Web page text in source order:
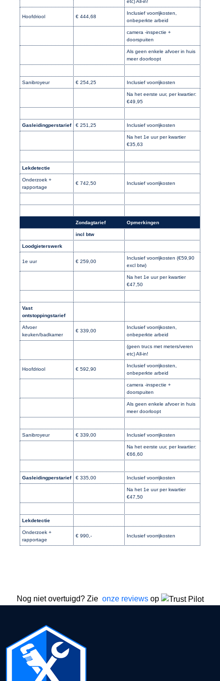
etc) All-in!
Hoofdriool € 444,68
Inclusief voorrijkosten,
onbeperkte arbeid
camera -inspectie +
doorspuiten
Als geen enkele afvoer in huis
meer doorloopt
Sanibroyeur € 254,25 Inclusief voorrijkosten
Na het eerste uur, per kwartier:
€49,95
Gasleidingperstarief € 251,25 Inclusief voorrijkosten
Na het 1e uur per kwartier
€35,63
Lekdetectie
Onderzoek +
rapportage
€ 742,50 Inclusief voorrijkosten
Zondagtarief Opmerkingen
incl btw
Loodgieterswerk
1e uur € 259,00
Inclusief voorrijkosten (€59,90
excl btw)
Na het 1e uur per kwartier
€47,50
Vast
ontstoppingstarief
Afvoer
keuken/badkamer
€ 339,00
Inclusief voorrijkosten,
onbeperkte arbeid
(geen trucs met meters/veren
etc) All-in!
Hoofdriool € 592,90
Inclusief voorrijkosten,
onbeperkte arbeid
camera -inspectie +
doorspuiten
Als geen enkele afvoer in huis
meer doorloopt
Sanibroyeur € 339,00 Inclusief voorrijkosten
Na het eerste uur, per kwartier:
€66,60
Gasleidingperstarief € 335,00 Inclusief voorrijkosten
Na het 1e uur per kwartier
€47,50
Lekdetectie
Onderzoek +
rapportage
€ 990,- Inclusief voorrijkosten
Nog niet overtuigd? Zie onze reviewsop